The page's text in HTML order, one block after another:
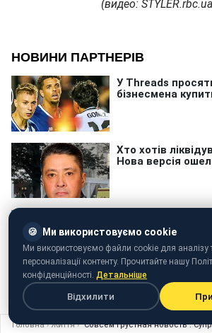
(видео:
Головна › Життя › "Совсем грустная новость":
🍪 Ми використовуємо cookie
Ми використовуємо файли cookie для аналізу
персоналізації контенту. Прочитайте нашу
конфіденційності. Детальніше
Відхилити